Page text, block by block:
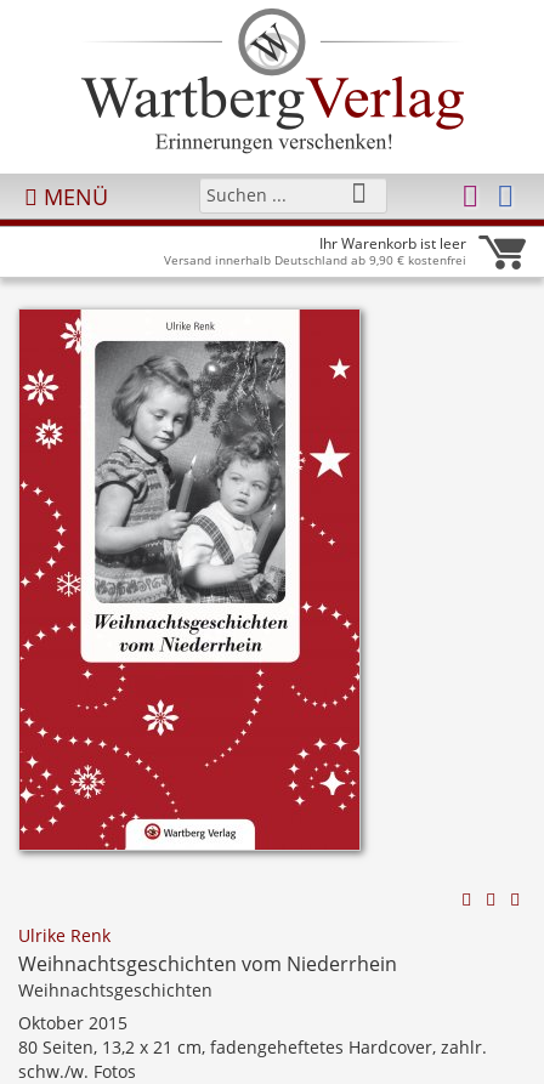
MENÜ
Ihr Warenkorb ist leer
Versand innerhalb Deutschland ab 9,90 € kostenfrei
Ulrike Renk
Weihnachtsgeschichten vom Niederrhein
Weihnachtsgeschichten
Oktober 2015
80 Seiten, 13,2 x 21 cm, fadengeheftetes Hardcover, zahlr.
schw./w. Fotos